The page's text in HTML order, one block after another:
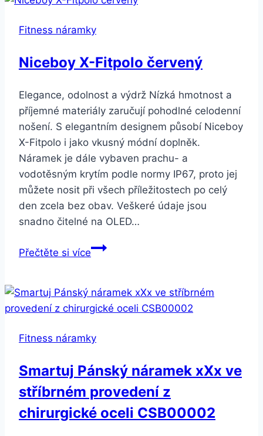
náramek
SWB17
Modrá
Fitness náramky
Niceboy X-Fitpolo červený
Elegance, odolnost a výdrž Nízká hmotnost a
příjemné materiály zaručují pohodlné celodenní
nošení. S elegantním designem působí Niceboy
X-Fitpolo i jako vkusný módní doplněk.
Náramek je dále vybaven prachu- a
vodotěsným krytím podle normy IP67, proto jej
můžete nosit při všech příležitostech po celý
den zcela bez obav. Veškeré údaje jsou
snadno čitelné na OLED…
Přečtěte si víceNiceboy
červený
Fitness náramky
Smartuj Pánský náramek xXx ve
stříbrném provedení z
chirurgické oceli CSB00002